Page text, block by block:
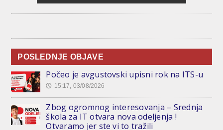
POSLEDNJE OBJAVE
Počeo je avgustovski upisni rok na ITS-u
🕔 15:17, 03/08/2026
Zbog ogromnog interesovanja – Srednja
škola za IT otvara nova odeljenja !
Otvaramo jer ste vi to tražili